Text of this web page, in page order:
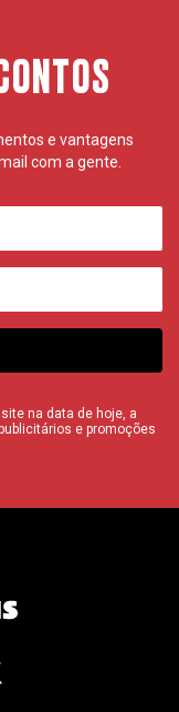
e vantagens
com a gente.
na data de hoje, a
e promoções